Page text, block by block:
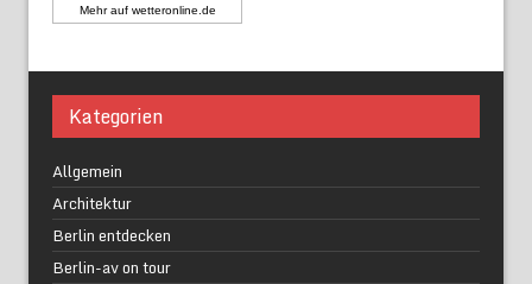
Mehr auf wetteronline.de
Kategorien
Allgemein
Architektur
Berlin entdecken
Berlin-av on tour